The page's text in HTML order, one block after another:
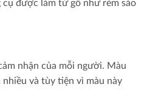
được làm từ gỗ như rèm sáo
nhận của mỗi người. Màu
nhiều và tùy tiện vì màu này